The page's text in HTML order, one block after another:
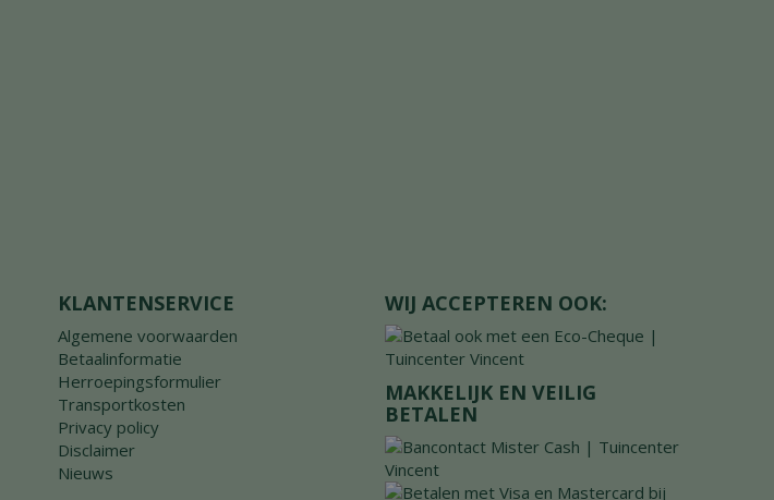
KLANTENSERVICE
Algemene voorwaarden
Betaalinformatie
Herroepingsformulier
Transportkosten
Privacy policy
Disclaimer
Nieuws
WIJ ACCEPTEREN OOK:
MAKKELIJK EN VEILIG
BETALEN